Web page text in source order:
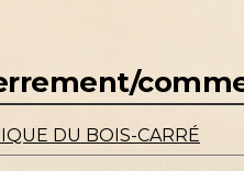
DU BOIS-CARRÉ